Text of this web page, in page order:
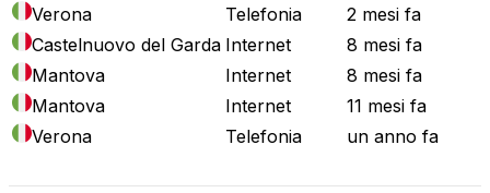
Verona
Telefonia
2 mesi fa
Castelnuovo del Garda Internet
8 mesi fa
Mantova
Internet
8 mesi fa
Mantova
Internet
11 mesi fa
Verona
Telefonia un anno fa